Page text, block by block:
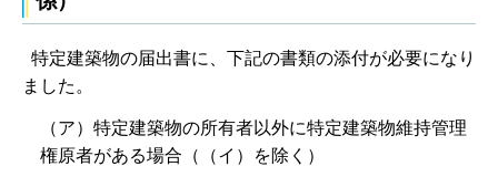
特定建築物の届出書に、下記の書類の添付が必要になり
ました。
（ア）特定建築物の所有者以外に特定建築物維持管理
権原者がある場合（（イ）を除く）